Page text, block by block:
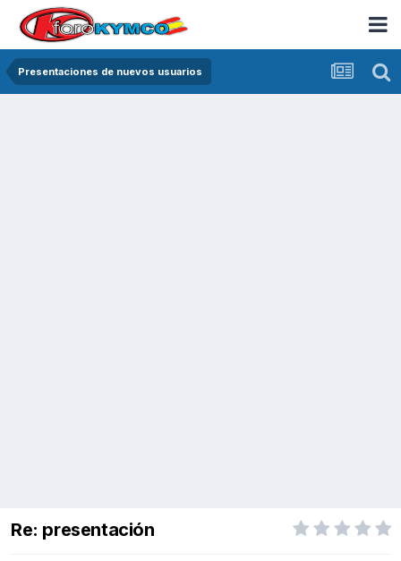
Presentaciones de nuevos usuarios
Re: presentación